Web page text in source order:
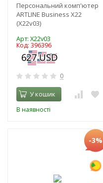
Персональний комп'ютер
ARTLINE Business X22
(X22v03)
Арт: X22v03
Код: 396396
0
У кошик
В наявності
-3%